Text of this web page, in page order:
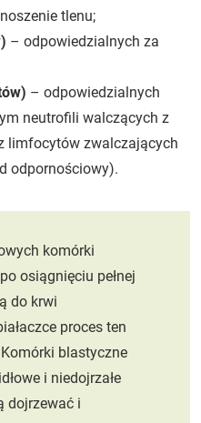
tlenu;
– odpowiedzialnych za
– odpowiedzialnych
neutrofili walczących z
limfocytów zwalczających
odpornościowy).
komórki
osiągnięciu pełnej
do krwi
proces ten
blastyczne
i niedojrzałe
dojrzewać i